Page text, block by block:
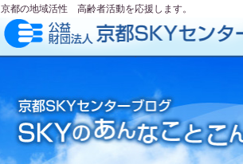
京都の地域活性 高齢者活動を応援します。